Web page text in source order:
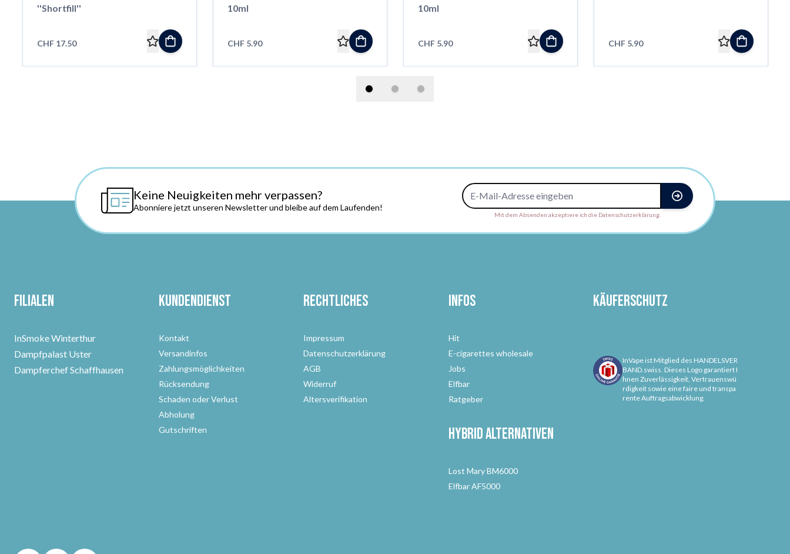
''Shortfill''
CHF 17.50
10ml
CHF 5.90
10ml
CHF 5.90 CHF 5.90
Keine Neuigkeiten mehr verpassen?
Abonniere jetzt unseren Newsletter und bleibe auf dem Laufenden!
E-Mail-Adresse
Mit dem Absenden akzeptiere ich die Datenschutzerklärung.
Filialen
InSmoke Winterthur
Dampfpalast Uster
Dampferchef Schaffhausen
Kundendienst
Kontakt
Versandinfos
Zahlungsmöglichkeiten
Rücksendung
Schaden oder Verlust
Abholung
Gutschriften
Rechtliches
Impressum
Datenschutzerklärung
AGB
Widerruf
Altersverifikation
Infos
Hit
E-cigarettes wholesale
Jobs
Elfbar
Ratgeber
Hybrid Alternativen
Lost Mary BM6000
Elfbar AF5000
Käuferschutz
InVape ist Mitglied des HANDELSVER
BAND.swiss. Dieses Logo garantiert I
hnen Zuverlässigkeit, Vertrauenswü
rdigkeit sowie eine faire und transpa
rente Auftragsabwicklung.